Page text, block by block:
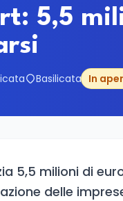
5,5
Basilicata In
5,5 milioni di
delle